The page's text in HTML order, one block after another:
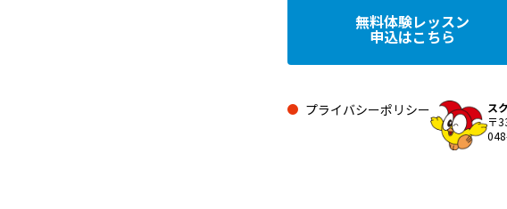
無料体験レッスン
申込はこちら
プライバシーポリシー
ス
〒